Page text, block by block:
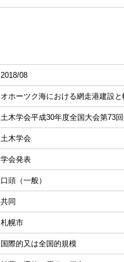
2018/08
オホーツク海における網走港建設
土木学会平成30年度全国大会第73
土木学会
学会発表
口頭（一般）
共同
札幌市
国際的又は全国的規模